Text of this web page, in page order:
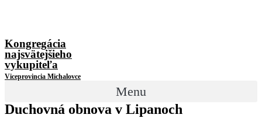
Kongregácia
najsvätejšieho
vykupiteľa
Viceprovincia Michalovce
Menu
Duchovná obnova v Lipanoch